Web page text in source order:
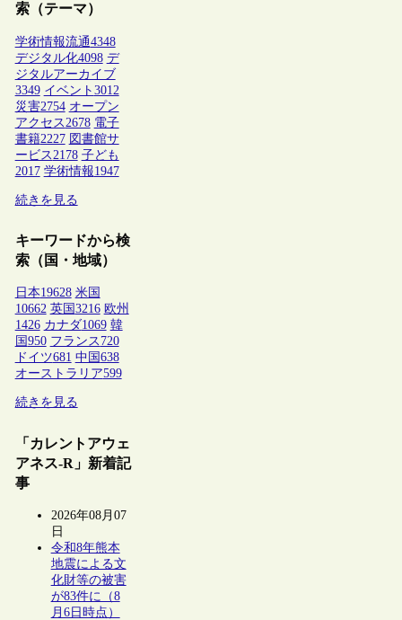
索（テーマ）
学術情報流通4348
デジタル化4098 デ
ジタルアーカイブ
3349 イベント 3012
災害2754 オープン
アクセス 2678 電子
書籍2227 図書館サ
ービス 2178 子ども
2017 学術情報1947
続きを見る
キーワードから検
索（国・地域）
日本19628 米国
10662 英国 3216 欧州
1426 カナダ1069 韓
国 950 フランス 720
ドイツ681 中国 638
オーストラリア599
続きを見る
「カレントアウェ
アネス-R」新着記
事
2026年08月07
日
令和8年熊本
地震による文
化財等の被害
が83件に（8
月6日時点）